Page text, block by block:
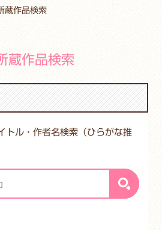
蔵作品検索
蔵作品検索
トル・作者名検索（ひらがな推